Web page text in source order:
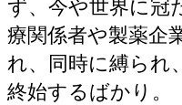
ず、今や世界に冠
療関係者や製薬企
れ、同時に縛られ
終始するばかり。